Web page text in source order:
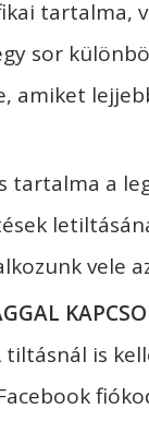
tartalma,
sor
amiket
tartalma a
vele
tiltásnál is